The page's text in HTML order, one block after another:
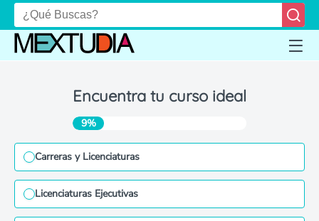
Encuentra tu curso ideal
9%
Carreras y Licenciaturas
Licenciaturas Ejecutivas